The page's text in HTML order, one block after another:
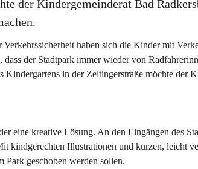
der Kindergemeinderat Bad
haben sich die Kinder mit
dass der Stadtpark immer wieder von
in der Zeltingerstraße möchte der
eine kreative Lösung. An den Eingängen des
kindgerechten Illustrationen und kurzen, leicht
Park geschoben werden sollen.